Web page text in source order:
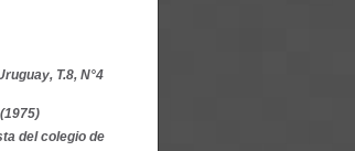
T.8, N°4
del colegio de